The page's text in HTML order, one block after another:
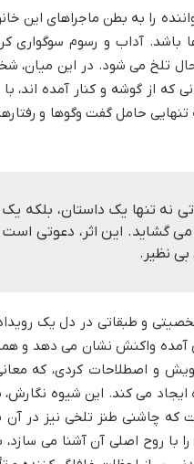
را به بطن ماجراهای این
آداب و رسوم سوگواری
تلخ می شود. در این میان،
که از گوشه و کنار آمده اند،
حامل گفت وگوها و
نه تنها یک داستان،
می گشاید. این اثر، دعوتی
نظیر.
و طبقاتی در دل یک
واکنش نشان می دهد و
و اصطلاحات کردی، که
ایجاد می کند. این شیوه
که چاشنی طنز تلخی نیز در آن
را با روح اصلی آن آشنا می